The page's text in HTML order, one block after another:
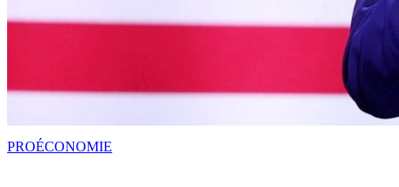
PROÉCONOMIE